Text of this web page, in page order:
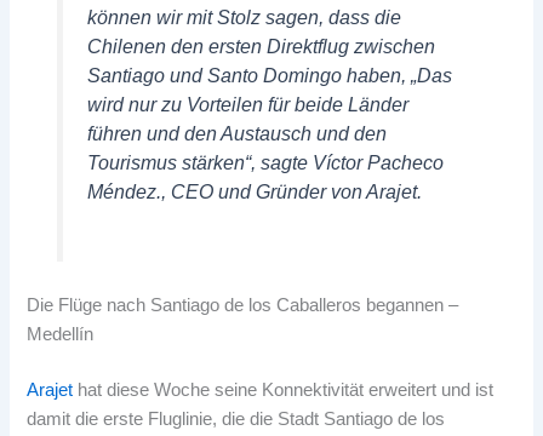
können wir mit Stolz sagen, dass die
Chilenen den ersten Direktflug zwischen
Santiago und Santo Domingo haben, „Das
wird nur zu Vorteilen für beide Länder
führen und den Austausch und den
Tourismus stärken“, sagte Víctor Pacheco
Méndez., CEO und Gründer von Arajet.
Die Flüge nach Santiago de los Caballeros begannen –
Medellín
Arajet hat diese Woche seine Konnektivität erweitert und ist
damit die erste Fluglinie, die die Stadt Santiago de los